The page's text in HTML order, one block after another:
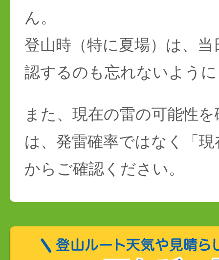
ん。
登山時（特に夏場）は、
認するのも忘れないよう
また、現在の雷の可能性
は、発雷確率ではなく「
からご確認ください。